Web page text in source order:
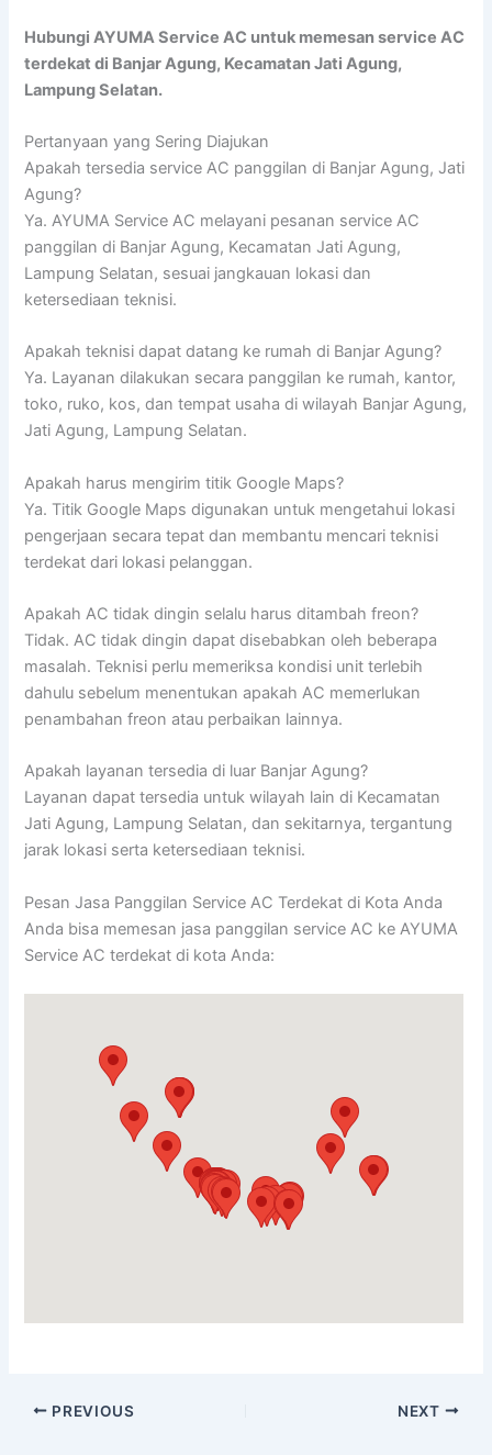
Hubungi AYUMA Service AC untuk memesan service AC
terdekat di Banjar Agung, Kecamatan Jati Agung,
Lampung Selatan.
Pertanyaan yang Sering Diajukan
Apakah tersedia service AC panggilan di Banjar Agung, Jati
Agung?
Ya. AYUMA Service AC melayani pesanan service AC
panggilan di Banjar Agung, Kecamatan Jati Agung,
Lampung Selatan, sesuai jangkauan lokasi dan
ketersediaan teknisi.
Apakah teknisi dapat datang ke rumah di Banjar Agung?
Ya. Layanan dilakukan secara panggilan ke rumah, kantor,
toko, ruko, kos, dan tempat usaha di wilayah Banjar Agung,
Jati Agung, Lampung Selatan.
Apakah harus mengirim titik Google Maps?
Ya. Titik Google Maps digunakan untuk mengetahui lokasi
pengerjaan secara tepat dan membantu mencari teknisi
terdekat dari lokasi pelanggan.
Apakah AC tidak dingin selalu harus ditambah freon?
Tidak. AC tidak dingin dapat disebabkan oleh beberapa
masalah. Teknisi perlu memeriksa kondisi unit terlebih
dahulu sebelum menentukan apakah AC memerlukan
penambahan freon atau perbaikan lainnya.
Apakah layanan tersedia di luar Banjar Agung?
Layanan dapat tersedia untuk wilayah lain di Kecamatan
Jati Agung, Lampung Selatan, dan sekitarnya, tergantung
jarak lokasi serta ketersediaan teknisi.
Pesan Jasa Panggilan Service AC Terdekat di Kota Anda
Anda bisa memesan jasa panggilan service AC ke AYUMA
Service AC terdekat di kota Anda:
PREVIOUS NEXT